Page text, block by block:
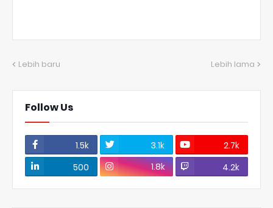
Lebih baru Lebih lama
Follow Us
1.5k 3.1k
2.7k
500
1.8k 4.2k